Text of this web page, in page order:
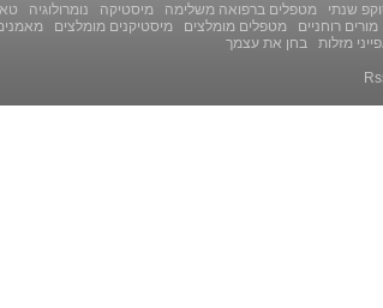
שנתי מטפלים ברפואה משלימה מיסטיקה נומרולוגיה
מורים רוחניים מטפלים מומלצים מיסטיקנים מומלצים
מזלות בחן את עצמך